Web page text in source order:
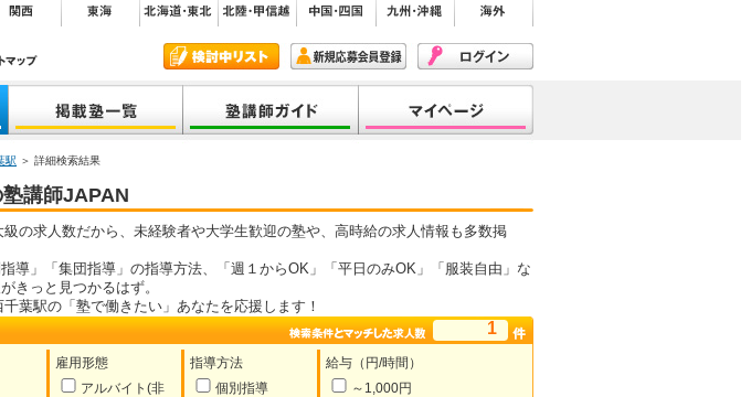
駅 ＞ 詳細検索結果
講師JAPAN
の求人数だから、未経験者や大学生歓迎の塾や、高時給の求人情報も多数掲
導」「集団指導」の指導方法、「週１からOK」「平日のみOK」「服装自由」な
きっと見つかるはず。
葉駅の「塾で働きたい」あなたを応援します！
1
雇用形態
アルバイト(非
指導方法
個別指導
給与（円/時間）
～1,000円